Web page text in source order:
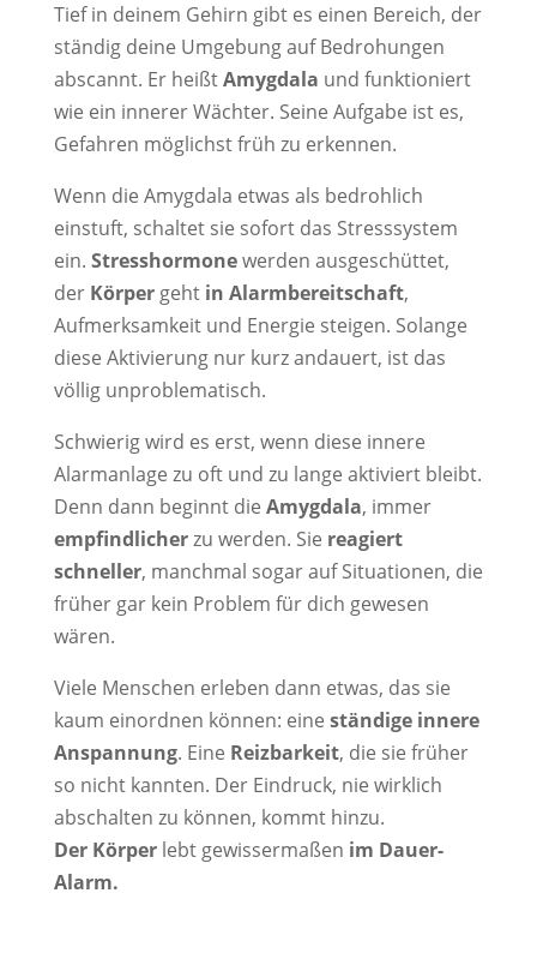
Tief in deinem Gehirn gibt es einen Bereich, der
ständig deine Umgebung auf Bedrohungen
abscannt. Er heißtAmygdala und funktioniert
wie ein innerer Wächter. Seine Aufgabe ist es,
Gefahren möglichst früh zu erkennen.
Wenn die Amygdala etwas als bedrohlich
einstuft, schaltet sie sofort das Stresssystem
ein. Stresshormonewerden ausgeschüttet,
der Körpergeht in Alarmbereitschaft,
Aufmerksamkeit und Energie steigen. Solange
diese Aktivierung nur kurz andauert, ist das
völlig unproblematisch.
Schwierig wird es erst, wenn diese innere
Alarmanlage zu oft und zu lange aktiviert bleibt.
Denn dann beginnt die Amygdala, immer
empfindlicherzu werden. Sie reagiert
schneller, manchmal sogar auf Situationen, die
früher gar kein Problem für dich gewesen
wären.
Viele Menschen erleben dann etwas, das sie
kaum einordnen können: eine ständige innere
Anspannung. Eine Reizbarkeit, die sie früher
so nicht kannten. Der Eindruck, nie wirklich
abschalten zu können, kommt hinzu.
Der Körperlebt gewissermaßen im Dauer-
Alarm.